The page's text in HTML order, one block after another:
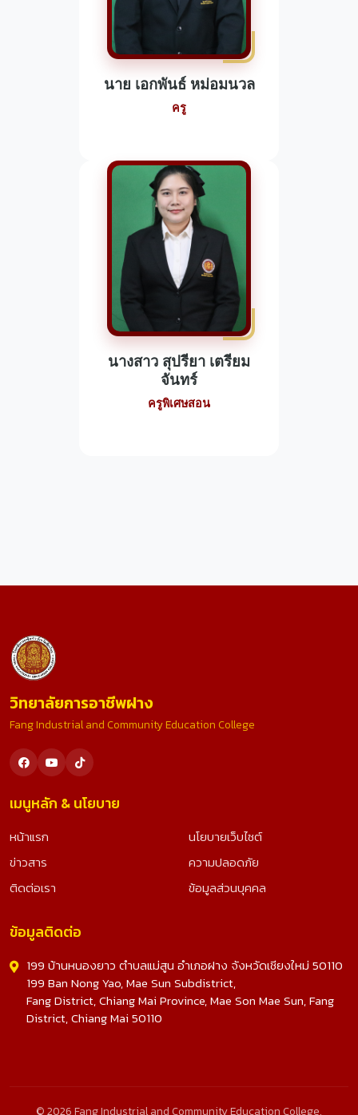
นาย เอกพันธ์ หม่อมนวล
ครู
นางสาว สุปรียา เตรียม
จันทร์
ครูพิเศษสอน
วิทยาลัยการอาชีพฝาง
Fang Industrial and Community Education College
เมนูหลัก & นโยบาย
หน้าแรก
ข่าวสาร
ติดต่อเรา
นโยบายเว็บไซต์
ความปลอดภัย
ข้อมูลส่วนบุคคล
ข้อมูลติดต่อ
199 บ้านหนองยาว ตำบลแม่สูน อำเภอฝาง จังหวัดเชียงใหม่ 50110
199 Ban Nong Yao, Mae Sun Subdistrict,
Fang District, Chiang Mai Province, Mae Son Mae Sun, Fang
District, Chiang Mai 50110
© 2026 Fang Industrial and Community Education College.